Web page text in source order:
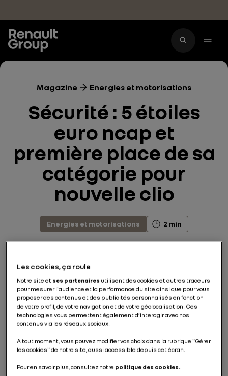
Magazine Energies et motorisations
Sécurité : 5 étoiles
euro ncap et
première place de sa
catégorie pour
nouvelle clio
Energies et motorisations 2 min
Clio
Déjà récompensée par la note maximale de 5 étoiles
au crash test Euro NCAP, Nouvelle Clio réaffirme le
tous ses occupants et les usagers de la route en étant
Les cookies, ça roule
Notre site et ses partenaires utilisent des cookies et autres traceurs
pour mesurer l'audience et la performance du site ainsi que pour vous
proposer des contenus et des publicités personnalisés en fonction
de votre profil, de votre navigation et de votre géolocalisation. Ces
technologies vous permettent également d’interagir avec nos
contenus via les réseaux sociaux.
A tout moment, vous pouvez modifier vos choix dans la rubrique "Gérer
les cookies" de notre site, aussi accessible depuis cet écran.
Pour en savoir plus, consultez notre politique des cookies.